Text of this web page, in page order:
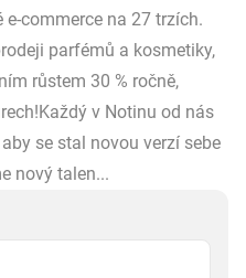
commerce na 27 trzích.
parfémů a kosmetiky,
růstem 30 % ročně,
v Notinu od nás
se stal novou verzí sebe
nový talen...